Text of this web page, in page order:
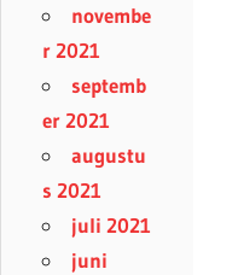
novembe
r 2021
septemb
er 2021
augustu
s 2021
juli 2021
juni